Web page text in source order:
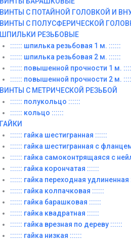
ВИНТЫ С ПОТАЙНОЙ ГОЛОВКОЙ И
ВИНТЫ С ПОЛУСФЕРИЧЕСКОЙ
ШПИЛЬКИ РЕЗЬБОВЫЕ
:::::: шпилька резьбовая 1 м. ::::::
:::::: шпилька резьбовая 2 м. ::::::
:::::: повышенной прочности 1 м.
:::::: повышенной прочности 2 м.
ВИНТЫ C МЕТРИЧЕСКОЙ РЕЗЬБОЙ
:::::: полукольцо ::::::
:::::: кольцо ::::::
ГАЙКИ
:::::: гайка шестигранная ::::::
:::::: гайка шестигранная с
:::::: гайка самоконтрящаяся с
:::::: гайка корончатая ::::::
:::::: гайка переходная удлиненная
:::::: гайка колпачковая ::::::
:::::: гайка барашковая ::::::
:::::: гайка квадратная ::::::
:::::: гайка врезная по дереву ::::::
:::::: гайка низкая ::::::